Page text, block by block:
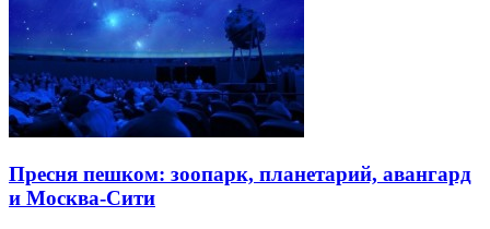
Пресня пешком: зоопарк, планетарий, авангард
и Москва-Сити